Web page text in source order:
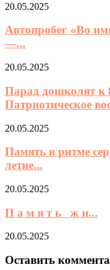
20.05.2025
Автопробег «Во
—...
20.05.2025
Парад дошколят к
Патриотическое
20.05.2025
Память в ритме
летие...
20.05.2025
П а м я т ь ж и...
20.05.2025
Оставить